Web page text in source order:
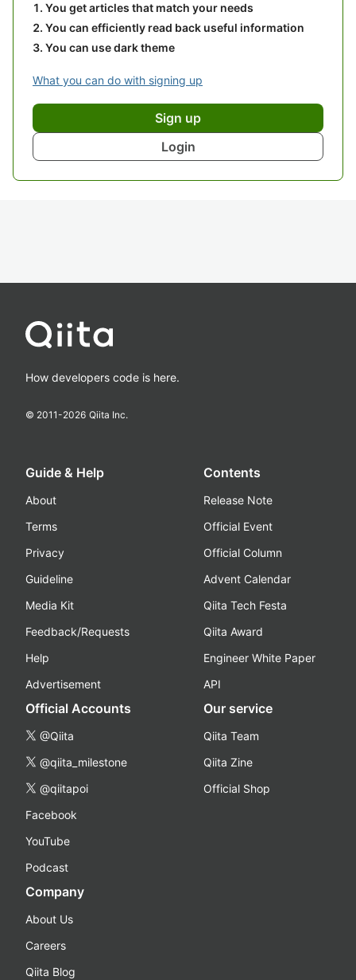
You get articles that match your needs
You can efficiently read back useful information
You can use dark theme
What you can do with signing up
Sign up
Login
How developers code is here.
© 2011-2026 Qiita Inc.
Guide & Help
About
Terms
Privacy
Guideline
Media Kit
Feedback/Requests
Help
Advertisement
Contents
Release Note
Official Event
Official Column
Advent Calendar
Qiita Tech Festa
Qiita Award
Engineer White Paper
API
Official Accounts
@Qiita
@qiita_milestone
@qiitapoi
Facebook
YouTube
Podcast
Our service
Qiita Team
Qiita Zine
Official Shop
Company
About Us
Careers
Qiita Blog